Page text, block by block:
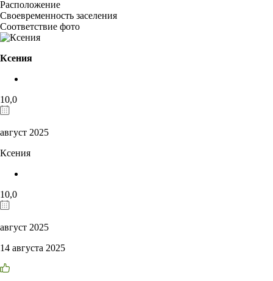
Расположение
Своевременность заселения
Соответствие фото
Ксения
10,0
август 2025
Ксения
10,0
август 2025
14 августа 2025